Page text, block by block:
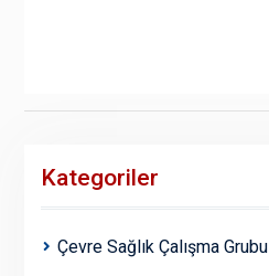
Kategoriler
Çevre Sağlık Çalışma Grubu